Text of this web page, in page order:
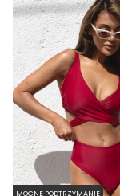
MOCNE PODTRZYMANIE